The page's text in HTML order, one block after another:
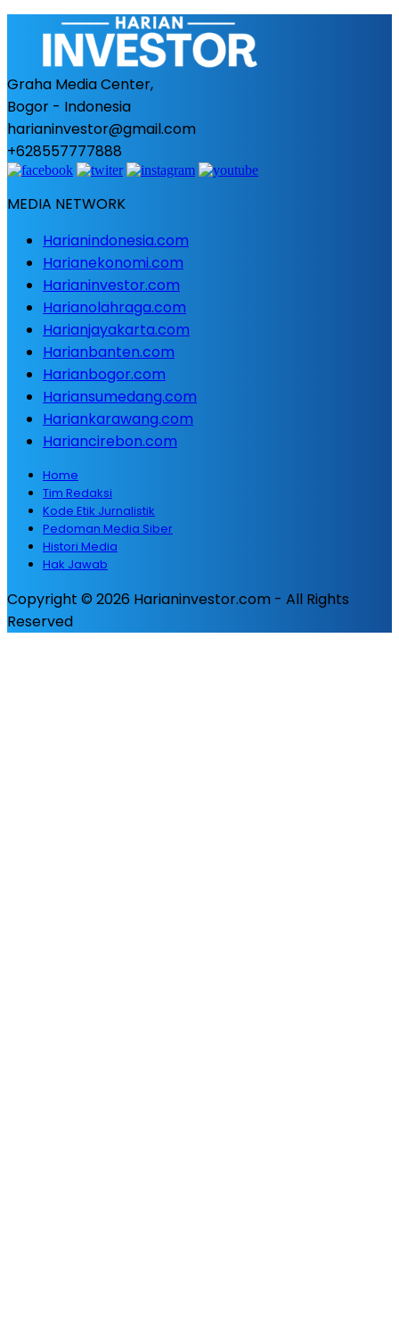
Graha Media Center,
Bogor - Indonesia
harianinvestor@gmail.com
+628557777888
MEDIA NETWORK
Harianindonesia.com
Harianekonomi.com
Harianinvestor.com
Harianolahraga.com
Harianjayakarta.com
Harianbanten.com
Harianbogor.com
Hariansumedang.com
Hariankarawang.com
Hariancirebon.com
Home
Tim Redaksi
Kode Etik Jurnalistik
Pedoman Media Siber
Histori Media
Hak Jawab
Copyright © 2026 Harianinvestor.com - All Rights
Reserved